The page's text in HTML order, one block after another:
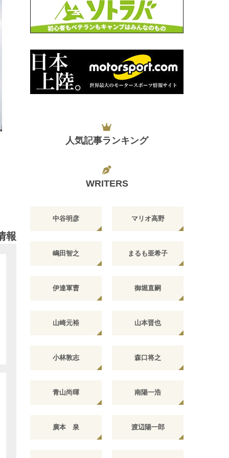
報
人気記事ランキング
WRITERS
中谷明彦 マリオ高野
嶋田智之 まるも亜希子
伊達軍曹 御堀直嗣
山崎元裕 山本晋也
小林敦志 森口将之
青山尚暉 南陽一浩
廣本 泉 渡辺陽一郎